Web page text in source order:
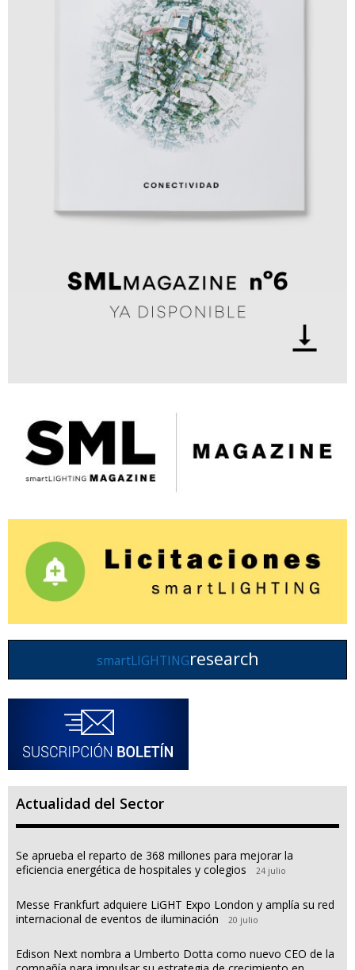
smartLIGHTINGresearch
Actualidad del Sector
Se aprueba el reparto de 368 millones para mejorar la
eficiencia energética de hospitales y colegios
24 julio
Messe Frankfurt adquiere LiGHT Expo London y amplía su red
internacional de eventos de iluminación
20 julio
Edison Next nombra a Umberto Dotta como nuevo CEO de la